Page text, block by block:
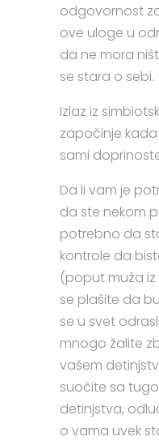
odgovornost
ove uloge u
da ne mora
se stara o sebi.
Izlaz iz
započinje
sami
Da li vam je
da ste nekom
potrebno da
kontrole da
(poput muža iz
se plašite da
se u svet
mnogo žalite
vašem
suočite sa
detinjstva,
o vama uvek